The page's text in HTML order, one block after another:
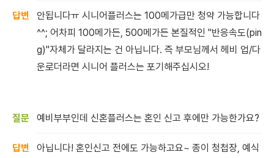
안됩니다ㅠ 시니어플러스는 100메가급만 청약 가능합니다
^^; 어차피 100메가든, 500메가든 본질적인 "반응속도(pin
g)"자체가 달라지는 건 아닙니다. 즉 부모님께서 헤비 업/다
운로더라면 시니어 플러스는 포기해주십시오!
예비부부인데 신혼플러스는 혼인 신고 후에만 가능한가요?
아닙니다! 혼인신고 전에도 가능하고요~ 종이 청첩장, 예식